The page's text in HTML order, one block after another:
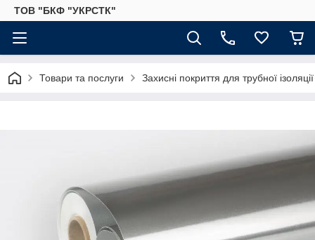
ТОВ "БКФ "УКРСТК"
Товари та послуги Захисні покриття для трубної ізоляції